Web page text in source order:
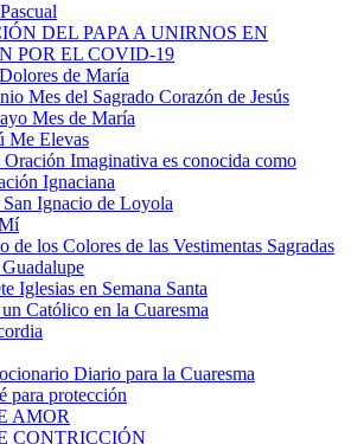
DEL PAPA A UNIRNOS EN
POR EL COVID-19
de María
Mes del Sagrado Corazón de Jesús
Mes de María
Me Elevas
Oración Imaginativa es conocida como
Ignaciana
Ignacio de Loyola
de los Colores de las Vestimentas Sagradas
Iglesias en Semana Santa
Católico en la Cuaresma
Diario para la Cuaresma
para protección
AMOR
CONTRICCIÓN